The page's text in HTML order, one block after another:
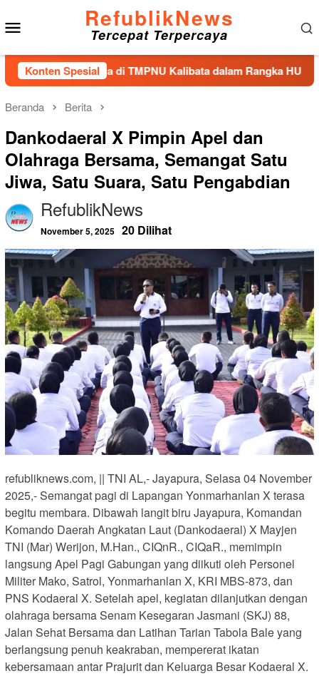
ke
konten
RefublikNews
Tercepat Terpercaya
Konten Spesial
Bunga di TMPNU Kalibata dalam Rangka HUT Ke-40 PPAL
Beranda Berita
Dankodaeral X Pimpin Apel dan
Olahraga Bersama, Semangat Satu
Jiwa, Satu Suara, Satu Pengabdian
RefublikNews
November 5, 2025 20 Dilihat
refubliknews.com, || TNI AL,- Jayapura, Selasa 04 November
2025,- Semangat pagi di Lapangan Yonmarhanlan X terasa
begitu membara. Dibawah langit biru Jayapura, Komandan
Komando Daerah Angkatan Laut (Dankodaeral) X Mayjen
TNI (Mar) Werijon, M.Han., CIQnR., CIQaR., memimpin
langsung Apel Pagi Gabungan yang diikuti oleh Personel
Militer Mako, Satrol, Yonmarhanlan X, KRI MBS-873, dan
PNS Kodaeral X. Setelah apel, kegiatan dilanjutkan dengan
olahraga bersama Senam Kesegaran Jasmani (SKJ) 88,
Jalan Sehat Bersama dan Latihan Tarian Tabola Bale yang
berlangsung penuh keakraban, mempererat ikatan
kebersamaan antar Prajurit dan Keluarga Besar Kodaeral X.